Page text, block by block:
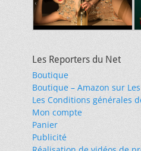
Les Reporters du Net
Boutique
Boutique – Amazon sur
Les Conditions générales
Mon compte
Panier
Publicité